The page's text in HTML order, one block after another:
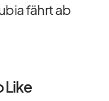
fährt ab
Like